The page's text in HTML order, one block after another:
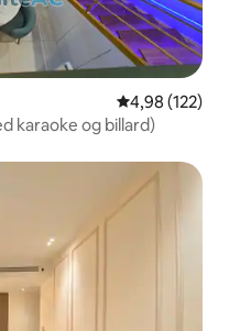
4,98 ud af 5 i
4,98 (122)
karaoke og billard)